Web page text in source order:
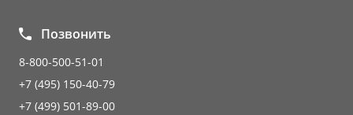
Позвонить
8-800-500-51-01
+7 (495) 150-40-79
+7 (499) 501-89-00